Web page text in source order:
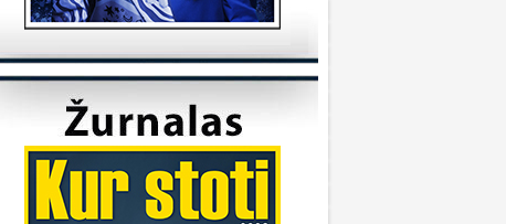
Šiuo metu į Geografijos studijų programą priimti
8 studentai.
Konsultuoja Vilniaus universitetas
...
Laba diena, dėkojame už laišką. Dėl
individualaus studijų plano kreipkitės į
fakulteto, kuriame studijuojate, studijų skyrių.
Kontaktus galite rasti čia:
https://www.vu.lt/studentams/paslaugos-
studentams/akademinis-konsultavimas.
Konsultuoja Pasieniečių mokykla